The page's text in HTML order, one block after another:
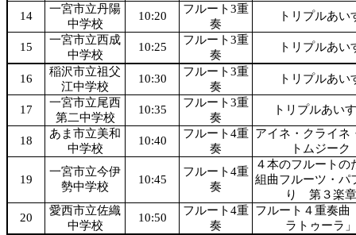
14
一宮市立丹陽
中学校
10:20
フルート3重
奏
トリプルあい
15
一宮市立西成
中学校
10:25
フルート3重
奏
トリプルあい
16
稲沢市立祖父
江中学校
10:30
フルート3重
奏
トリプルあい
17
一宮市立尾西
第二中学校
10:35
フルート3重
奏
トリプルあい
18
あま市立美和
中学校
10:40
フルート4重
奏
アイネ・クライネ
トムジーク
19
一宮市立今伊
勢中学校
10:45
フルート4重
奏
４本のフルートの
組曲フルーツ・パ
り 第３楽章
20
愛西市立佐織
中学校
10:50
フルート4重
奏
フルート４重奏曲
ラトゥーラ」